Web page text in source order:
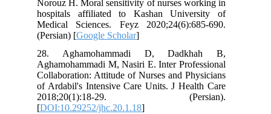
Norouz H. Moral sensitivity of nurses working in
hospitals affiliated to Kashan University of
Medical Sciences. Feyz 2020;24(6):685-690.
(Persian) [Google Scholar
28. Aghamohammadi D, Dadkhah B,
Aghamohammadi M, Nasiri E. Inter Professional
Collaboration: Attitude of Nurses and Physicians
of Ardabil's Intensive Care Units. J Health Care
2018;20(1):18-29. (Persian).
[DOI:10.29252/jhc.20.1.18